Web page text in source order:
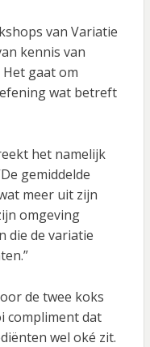
van Variatie
kennis van
gaat om
wat betreft
het namelijk
gemiddelde
meer uit zijn
omgeving
die de variatie
de twee koks
compliment dat
wel oké zit.